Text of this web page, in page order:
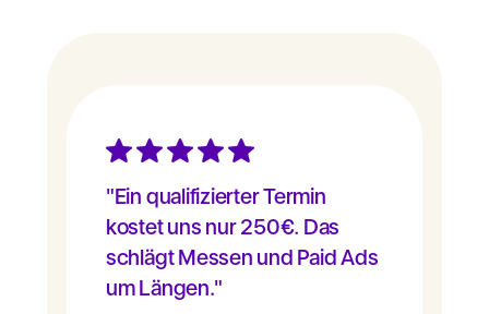
"Ein qualifizierter Termin
kostet uns nur 250€. Das
schlägt Messen und Paid Ads
um Längen."